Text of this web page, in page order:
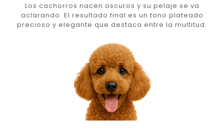
Los cachorros nacen oscuros y su pelaje se va
aclarando. El resultado final es un tono plateado
precioso y elegante que destaca entre la multitud.